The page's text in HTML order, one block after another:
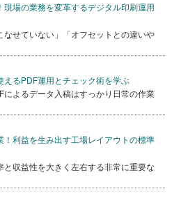
現場の業務を変革するデジタル印刷運用
なせていない」「オフセットとの違いや
えるPDF運用とチェック術を学ぶ
よるデータ入稿はすっかり日常の作業
！利益を生み出す工場レイアウトの標準
収益性を大きく左右する非常に重要な